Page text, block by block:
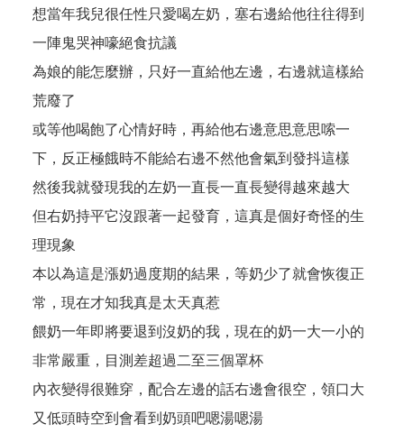
想當年我兒很任性只愛喝左奶，塞右邊給他往往得到
一陣鬼哭神嚎絕食抗議
為娘的能怎麼辦，只好一直給他左邊，右邊就這樣給
荒廢了
或等他喝飽了心情好時，再給他右邊意思意思嗦一
下，反正極餓時不能給右邊不然他會氣到發抖這樣
然後我就發現我的左奶一直長一直長變得越來越大
但右奶持平它沒跟著一起發育，這真是個好奇怪的生
理現象
本以為這是漲奶過度期的結果，等奶少了就會恢復正
常，現在才知我真是太天真惹
餵奶一年即將要退到沒奶的我，現在的奶一大一小的
非常嚴重，目測差超過二至三個罩杯
內衣變得很難穿，配合左邊的話右邊會很空，領口大
又低頭時空到會看到奶頭吧嗯湯嗯湯